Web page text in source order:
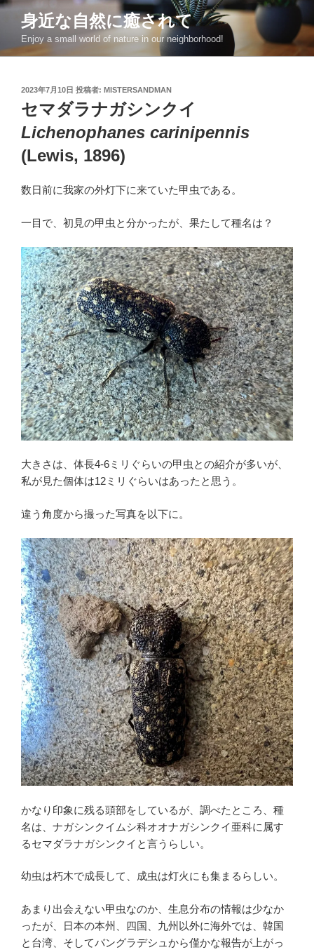
コ
ン
身近な自然に癒されて
Enjoy a small world of nature in our neighborhood!
投
稿
日:
2023年7月10日 投稿者: MISTERSANDMAN
セマダラナガシンクイ
Lichenophanes carinipennis
(Lewis, 1896)
数日前に我家の外灯下に来ていた甲虫である。
一目で、初見の甲虫と分かったが、果たして種名は？
大きさは、体長4-6ミリぐらいの甲虫との紹介が多いが、
私が見た個体は12ミリぐらいはあったと思う。
違う角度から撮った写真を以下に。
かなり印象に残る頭部をしているが、調べたところ、種
名は、ナガシンクイムシ科オオナガシンクイ亜科に属す
るセマダラナガシンクイと言うらしい。
幼虫は朽木で成長して、成虫は灯火にも集まるらしい。
あまり出会えない甲虫なのか、生息分布の情報は少なか
ったが、日本の本州、四国、九州以外に海外では、韓国
と台湾、そしてバングラデシュから僅かな報告が上がっ